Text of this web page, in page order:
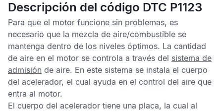
Descripción del código DTC P1123
Para que el motor funcione sin problemas, es
necesario que la mezcla de aire/combustible se
mantenga dentro de los niveles óptimos. La cantidad
de aire en el motor se controla a través del sistema de
admisión de aire. En este sistema se instala el cuerpo
del acelerador, el cual ayuda en el control del aire que
entra al motor.
El cuerpo del acelerador tiene una placa, la cual al